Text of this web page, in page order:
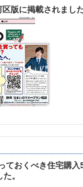
版に掲載されまし
ておくべき住宅購
。